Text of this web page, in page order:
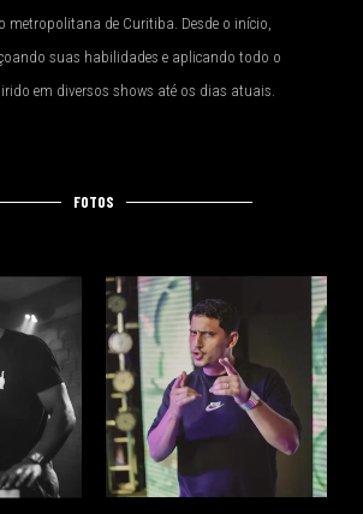
metropolitana de Curitiba. Desde o início,
suas habilidades e aplicando todo o
em diversos shows até os dias atuais.
FOTOS